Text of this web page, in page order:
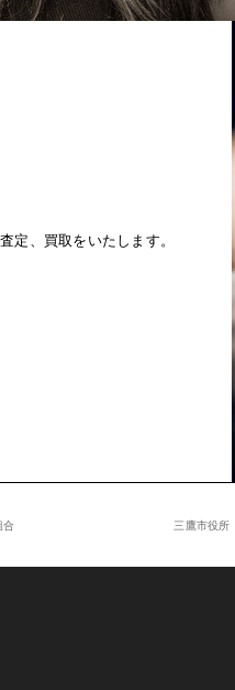
定、買取をいたします。
三鷹市役所